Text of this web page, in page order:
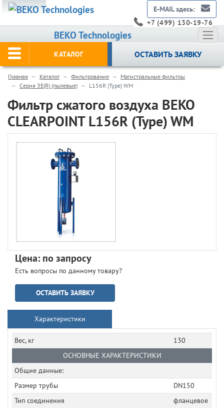
BEKO Technologies
E-MAIL здесь:
+7 (499) 130-19-76
КАТАЛОГ ОСТАВИТЬ ЗАЯВКУ
Главная Каталог Фильтрование
Магистральные фильтры
Серия 3E(R) (пылевые)
L156R (Type) WM
Фильтр сжатого воздуха BEKO
CLEARPOINT L156R (Type) WM
Цена: по запросу
Есть вопросы по данному товару?
ОСТАВИТЬ ЗАЯВКУ
Характеристики
Вес, кг
130
ОСНОВНЫЕ ХАРАКТЕРИСТИКИ
Общие данные:
Размер трубы
DN150
Тип соединения
фланцевое